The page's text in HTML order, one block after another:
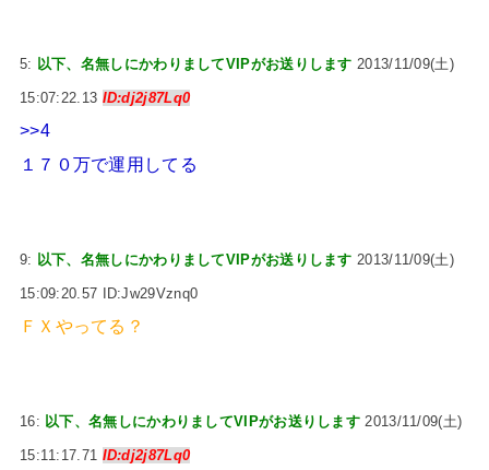
5: 以下、名無しにかわりましてVIPがお送りします 2013/11/09(土)
15:07:22.13 ID:dj2j87Lq0
>>4
１７０万で運用してる
9: 以下、名無しにかわりましてVIPがお送りします 2013/11/09(土)
15:09:20.57 ID:Jw29Vznq0
ＦＸやってる？
16: 以下、名無しにかわりましてVIPがお送りします 2013/11/09(土)
15:11:17.71 ID:dj2j87Lq0